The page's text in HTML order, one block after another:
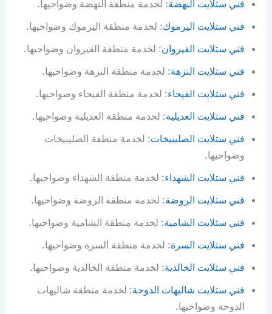
فني ستلايت النهضة: لخدمة منطقة النهضة وضواحيها.
فني ستلايت اليرموك: لخدمة منطقة اليرموك وضواحيها.
فني ستلايت القيروان: لخدمة منطقة القيروان وضواحيها.
فني ستلايت النزهة: لخدمة منطقة النزهة وضواحيها.
فني ستلايت الفيحاء: لخدمة منطقة الفيحاء وضواحيها.
فني ستلايت العديلية: لخدمة منطقة العديلية وضواحيها.
فني ستلايت الصليبيخات: لخدمة منطقة الصليبيخات
وضواحيها.
فني ستلايت الشهداء: لخدمة منطقة الشهداء وضواحيها.
فني ستلايت الروضة: لخدمة منطقة الروضة وضواحيها.
فني ستلايت الشامية: لخدمة منطقة الشامية وضواحيها.
فني ستلايت السرة: لخدمة منطقة السرة وضواحيها.
فني ستلايت الخالدية: لخدمة منطقة الخالدية وضواحيها.
فني ستلايت شاليهات الدوحة: لخدمة منطقة شاليهات
الدوحة وضواحيها.